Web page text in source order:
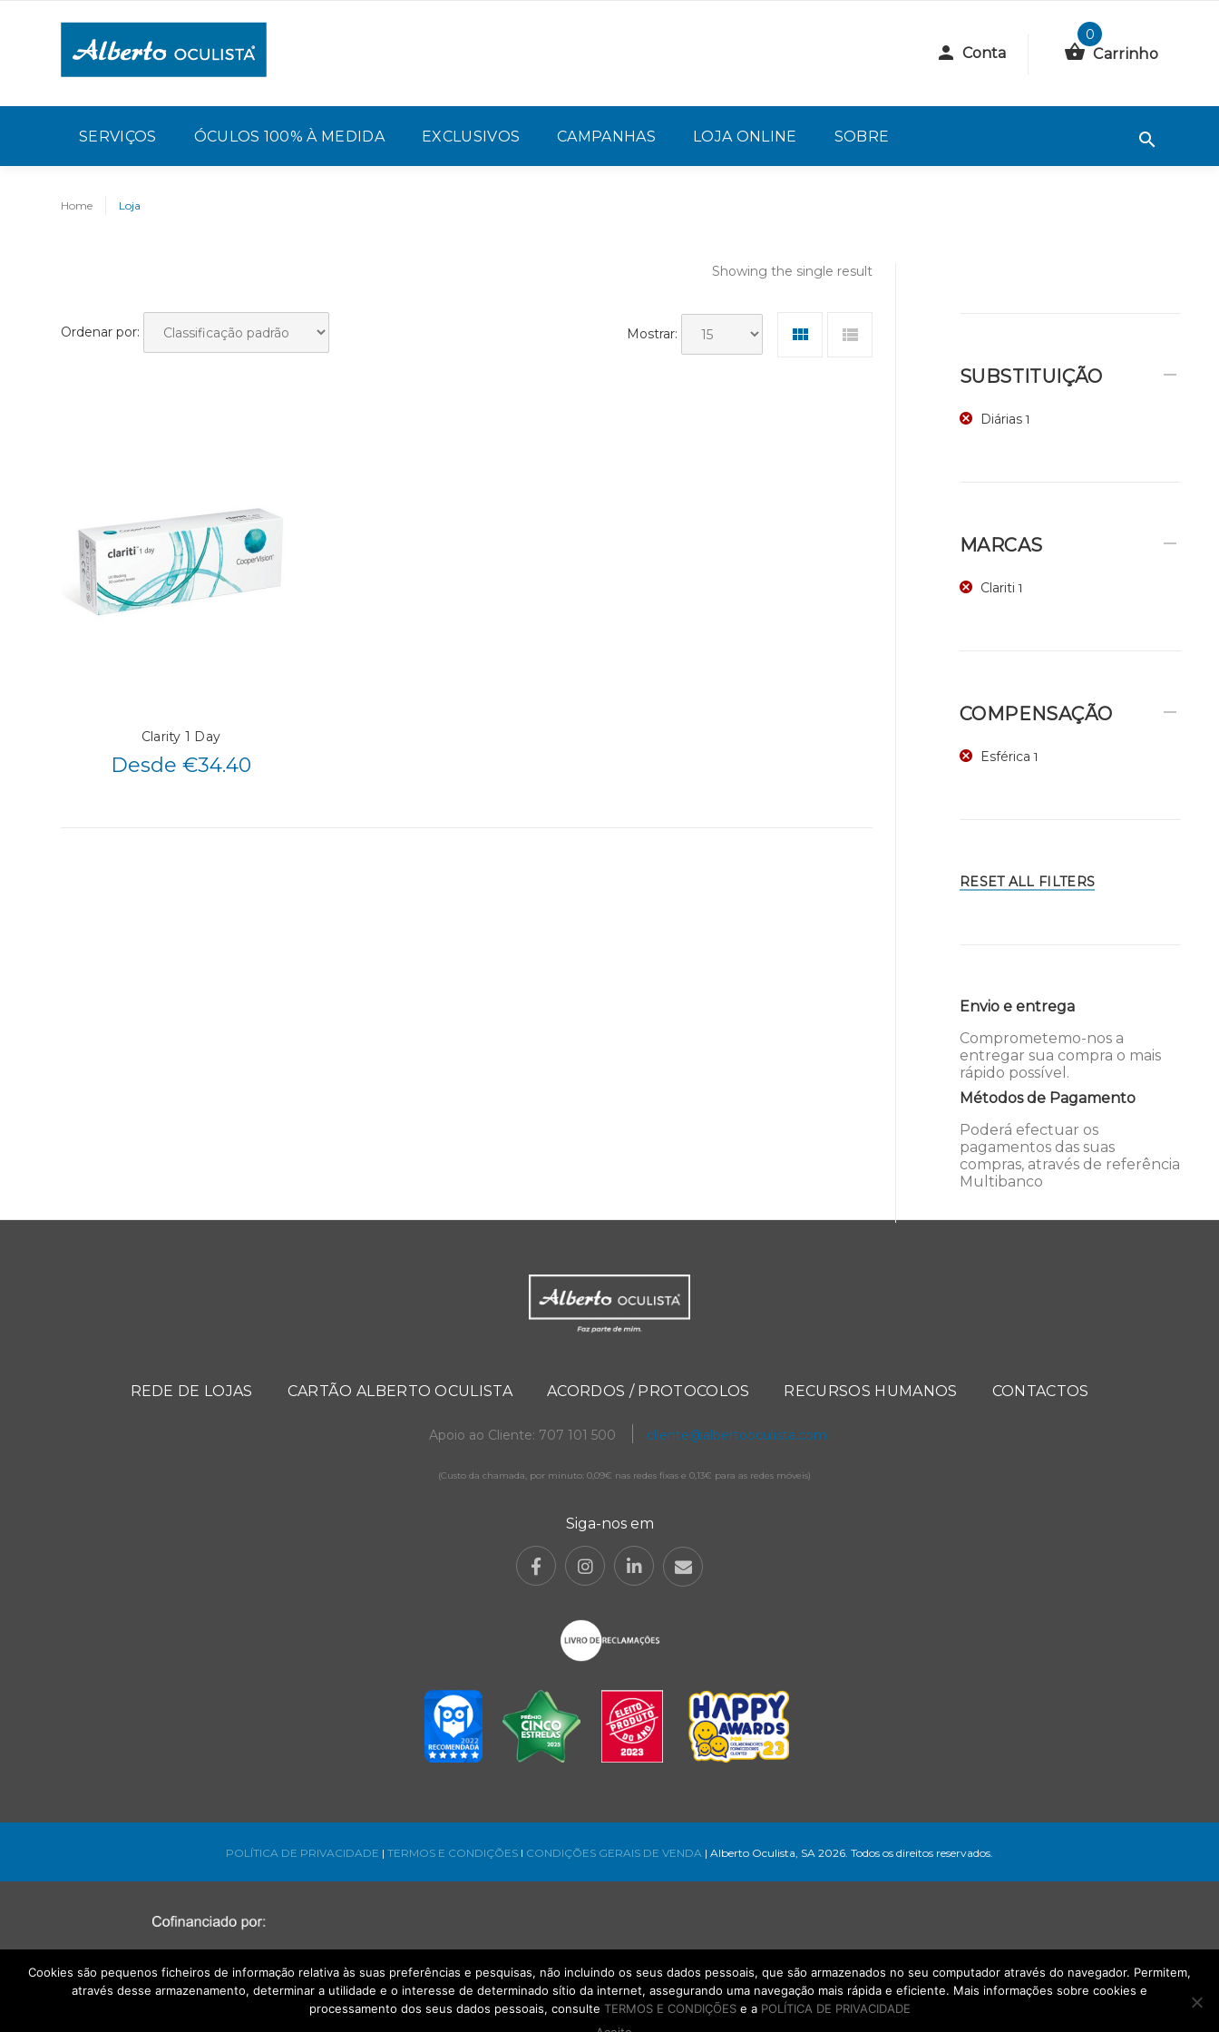
Conta
0
Carrinho
SERVIÇOS ÓCULOS 100% À MEDIDA EXCLUSIVOS CAMPANHAS LOJA ONLINE SOBRE
Home Loja
Showing the single result
Ordenar por: Mostrar:
Clarity 1 Day
Desde €34.40
SUBSTITUIÇÃO
Diárias 1
MARCAS
Clariti 1
COMPENSAÇÃO
Esférica 1
RESET ALL FILTERS
Envio e entrega
Comprometemo-nos a
entregar sua compra o mais
rápido possível.
Métodos de Pagamento
Poderá efectuar os
pagamentos das suas
compras, através de referência
Multibanco
REDE DE LOJAS CARTÃO ALBERTO OCULISTA ACORDOS / PROTOCOLOS RECURSOS HUMANOS CONTACTOS
Apoio ao Cliente: 707 101 500 cliente@albertooculista.com
(Custo da chamada, por minuto: 0,09€ nas redes fixas e 0,13€ para as redes móveis)
Siga-nos em
POLÍTICA DE PRIVACIDADE | TERMOS E CONDIÇÕES l CONDIÇÕES GERAIS DE VENDA | Alberto Oculista, SA 2026. Todos os direitos reservados.
Cookies são pequenos ficheiros de informação relativa às suas preferências e pesquisas, não incluindo os seus dados pessoais, que são armazenados no seu computador através do navegador. Permitem,
através desse armazenamento, determinar a utilidade e o interesse de determinado sítio da internet, assegurando uma navegação mais rápida e eficiente. Mais informações sobre cookies e
processamento dos seus dados pessoais, consulte TERMOS E CONDIÇÕESe a POLÍTICA DE PRIVACIDADE